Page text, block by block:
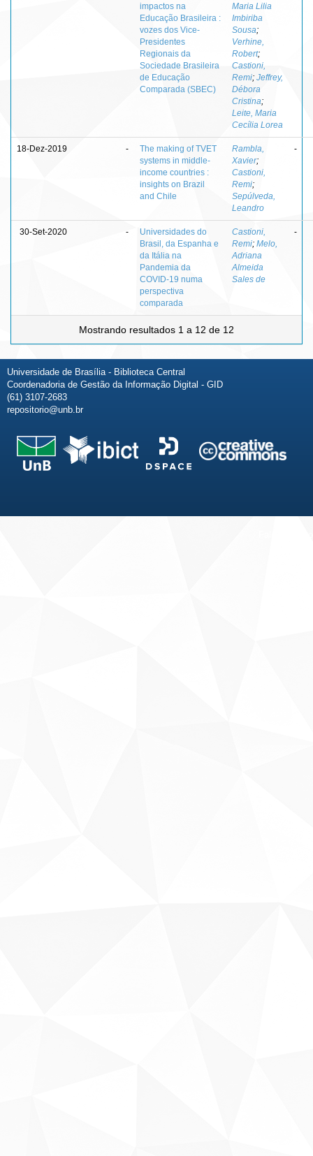
impactos na
Educação Brasileira :
vozes dos Vice-
Presidentes
Regionais da
Sociedade Brasileira
de Educação
Comparada (SBEC)
Maria Lilia
Imbiriba
Sousa;
Verhine,
Robert;
Castioni,
Remi; Jeffrey,
Débora
Cristina;
Leite, Maria
Cecília Lorea
18-Dez-2019 -
The making of TVET
systems in middle-
income countries :
insights on Brazil
and Chile
Rambla,
Xavier;
Castioni,
Remi;
Sepúlveda,
Leandro
-
30-Set-2020 -
Universidades do
Brasil, da Espanha e
da Itália na
Pandemia da
COVID-19 numa
perspectiva
comparada
Castioni,
Remi; Melo,
Adriana
Almeida
Sales de
-
Mostrando resultados 1 a 12 de 12
Universidade de Brasília - Biblioteca Central
Coordenadoria de Gestão da Informação Digital - GID
(61) 3107-2683
repositorio@unb.br